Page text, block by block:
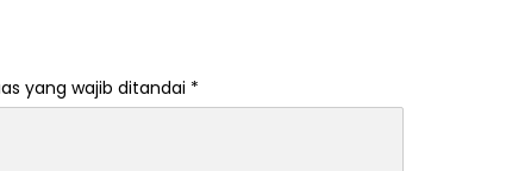
yang wajib ditandai *